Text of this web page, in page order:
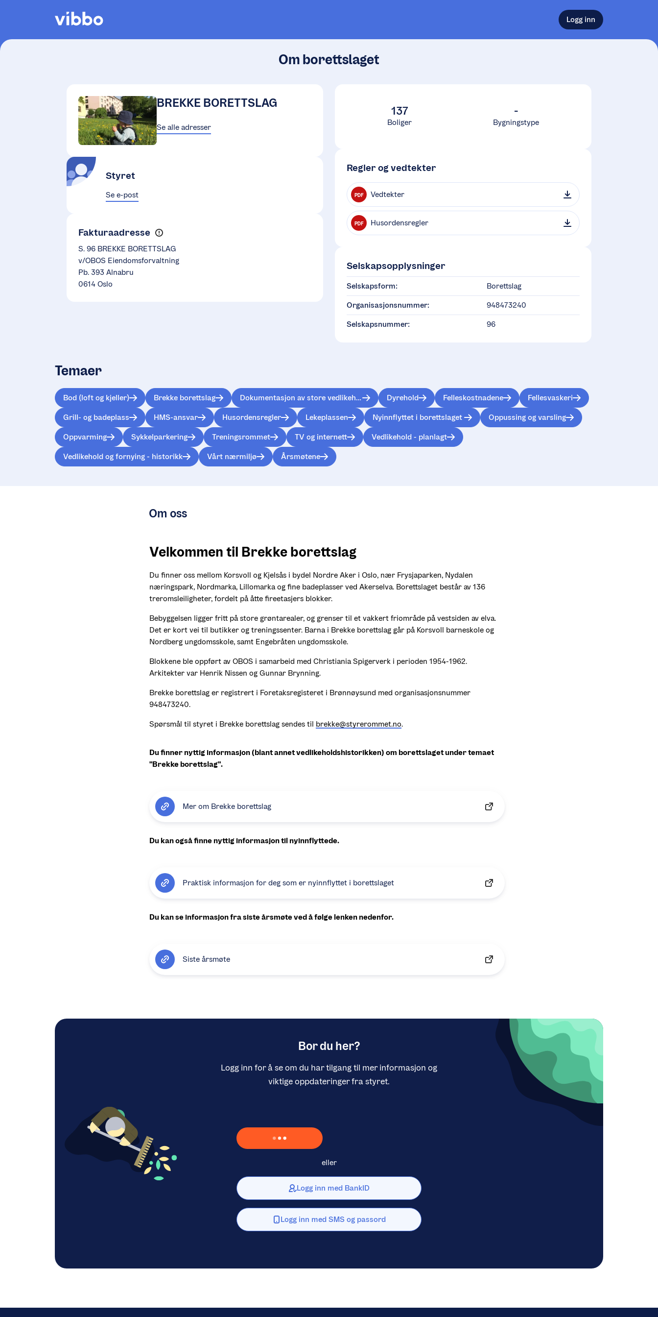
Logg inn
Om borettslaget
BREKKE BORETTSLAG
Se alle adresser
Styret
Se e-post
Fakturaadresse
S. 96 BREKKE BORETTSLAG
v/OBOS Eiendomsforvaltning
Pb. 393 Alnabru
0614 Oslo
137
Boliger
-
Bygningstype
Regler og vedtekter
PDF Vedtekter
PDF Husordensregler
Selskapsopplysninger
Selskapsform: Borettslag
Organisasjonsnummer: 948473240
Selskapsnummer: 96
Temaer
Bod (loft og kjeller) Brekke borettslag Dokumentasjon av store vedlikeholdsprosjekter Dyrehold Felleskostnadene Fellesvaskeri
Grill- og badeplass HMS-ansvar Husordensregler Lekeplassen Nyinnflyttet i borettslaget Oppussing og varsling
Oppvarming Sykkelparkering Treningsrommet TV og internett Vedlikehold - planlagt
Vedlikehold og fornying - historikk Vårt nærmiljø Årsmøtene
Om oss
Velkommen til Brekke borettslag
Du finner oss mellom Korsvoll og Kjelsås i bydel Nordre Aker i Oslo, nær Frysjaparken, Nydalen
næringspark, Nordmarka, Lillomarka og fine badeplasser ved Akerselva. Borettslaget består av 136
treromsleiligheter, fordelt på åtte fireetasjers blokker.
Bebyggelsen ligger fritt på store grøntarealer, og grenser til et vakkert friområde på vestsiden av elva.
Det er kort vei til butikker og treningssenter. Barna i Brekke borettslag går på Korsvoll barneskole og
Nordberg ungdomsskole, samt Engebråten ungdomsskole.
Blokkene ble oppført av OBOS i samarbeid med Christiania Spigerverk i perioden 1954-1962.
Arkitekter var Henrik Nissen og Gunnar Brynning.
Brekke borettslag er registrert i Foretaksregisteret i Brønnøysund med organisasjonsnummer
948473240.
Spørsmål til styret i Brekke borettslag sendes til brekke@styrerommet.no.
Du finner nyttig informasjon (blant annet vedlikeholdshistorikken) om borettslaget under temaet
"Brekke borettslag".
Mer om Brekke borettslag
Du kan også finne nyttig informasjon til nyinnflyttede.
Praktisk informasjon for deg som er nyinnflyttet i borettslaget
Du kan se informasjon fra siste årsmøte ved å følge lenken nedenfor.
Siste årsmøte
Bor du her?
Logg inn for å se om du har tilgang til mer informasjon og
viktige oppdateringer fra styret.
Laster inn Vipps …
eller
Logg inn med BankID
Logg inn med SMS og passord